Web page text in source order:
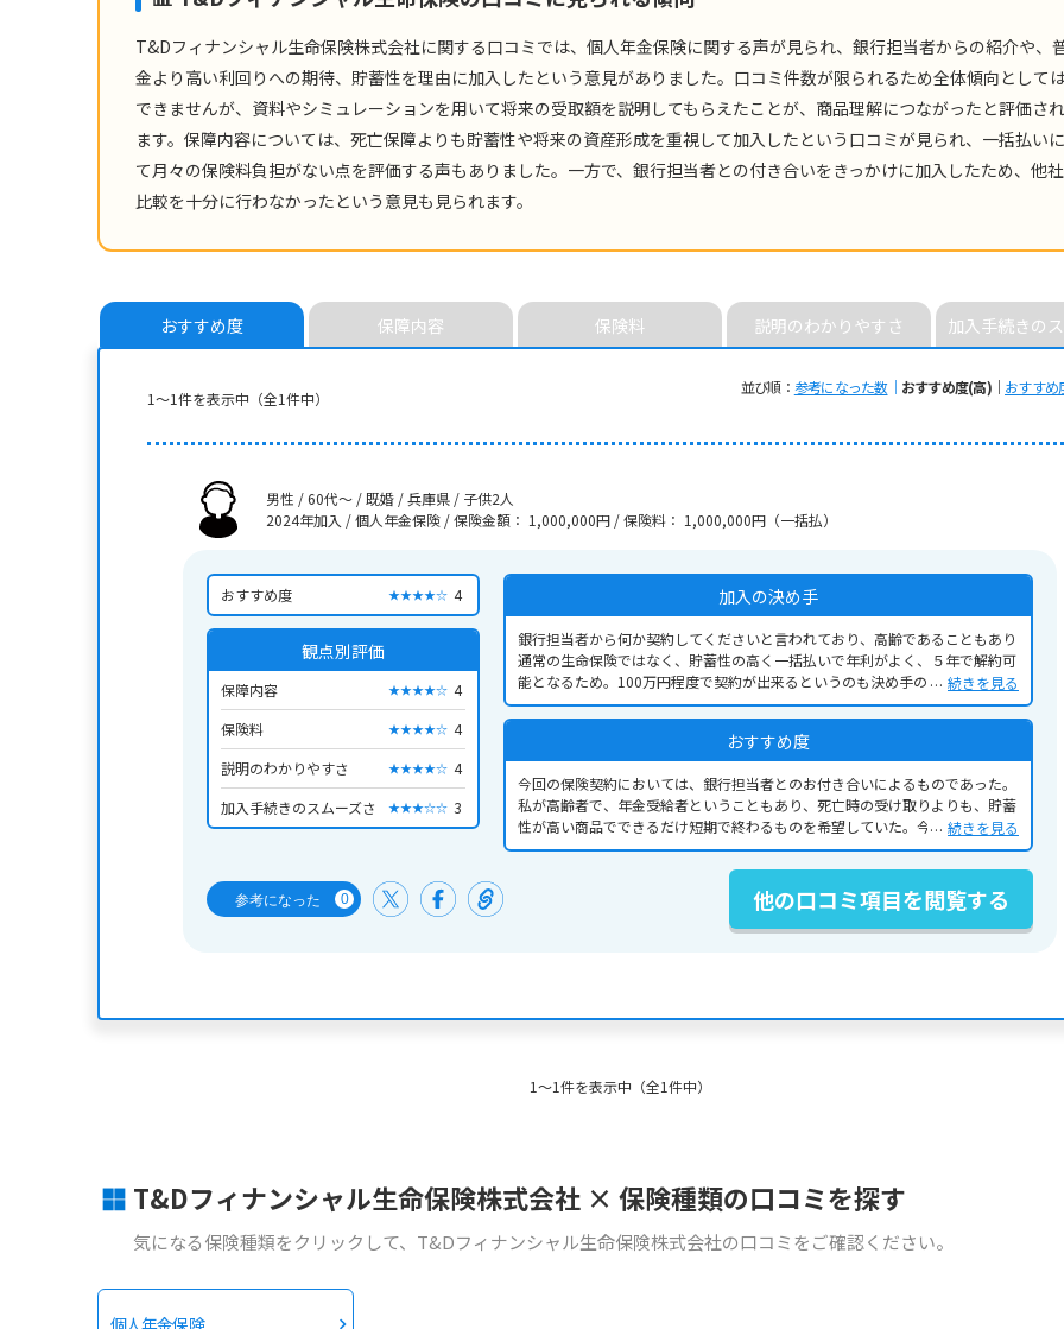
T&Dフィナンシャル生命保険株式会社に関する口コミでは、個人年金保険に関する声が見られ、銀行担当者からの紹介や、
金より高い利回りへの期待、貯蓄性を理由に加入したという意見がありました。口コミ件数が限られるため全体傾向として
できませんが、資料やシミュレーションを用いて将来の受取額を説明してもらえたことが、商品理解につながったと評価さ
ます。保障内容については、死亡保障よりも貯蓄性や将来の資産形成を重視して加入したという口コミが見られ、一括払い
て月々の保険料負担がない点を評価する声もありました。一方で、銀行担当者との付き合いをきっかけに加入したため、他
比較を十分に行わなかったという意見も見られます。
おすすめ度 保障内容 保険料 説明のわかりやすさ 加入手続きの
1〜1件を表示中（全1件中）
並び順 参考になった数 おすすめ度(高) おすすめ
男性 / 60代～ / 既婚 / 兵庫県 / 子供2人
2024年加入 / 個人年金保険 /保険金額： 1,000,000円 / 保険料： 1,000,000円（一括払）
おすすめ度 ★★★★☆ 4
観点別評価
保障内容 ★★★★☆ 4
保険料
★★★★☆ 4
説明のわかりやすさ
★★★★☆ 4
加入手続きのスムーズさ
★★★☆☆ 3
加入の決め手
銀行担当者から何か契約してくださいと言われており、高齢であることもあり
通常の生命保険ではなく、貯蓄性の高く一括払いで年利がよく、５年で解約可
能となるため。100万円程度で契約が出来るというのも決め手の一つであっ
た。
続きを見る
おすすめ度
今回の保険契約においては、銀行担当者とのお付き合いによるものであった。
私が高齢者で、年金受給者ということもあり、死亡時の受け取りよりも、貯蓄
性が高い商品でできるだけ短期で終わるものを希望していた。今回、契約した
ものは、現在の私の希望に合っていたこともありスムーズに契約に至った。
続きを見る
参考になった 0 他の口コミ項目を閲覧する
1〜1件を表示中（全1件中）
T&Dフィナンシャル生命保険株式会社 × 保険種類の口コミを探す
気になる保険種類をクリックして、T&Dフィナンシャル生命保険株式会社の口コミをご確認ください。